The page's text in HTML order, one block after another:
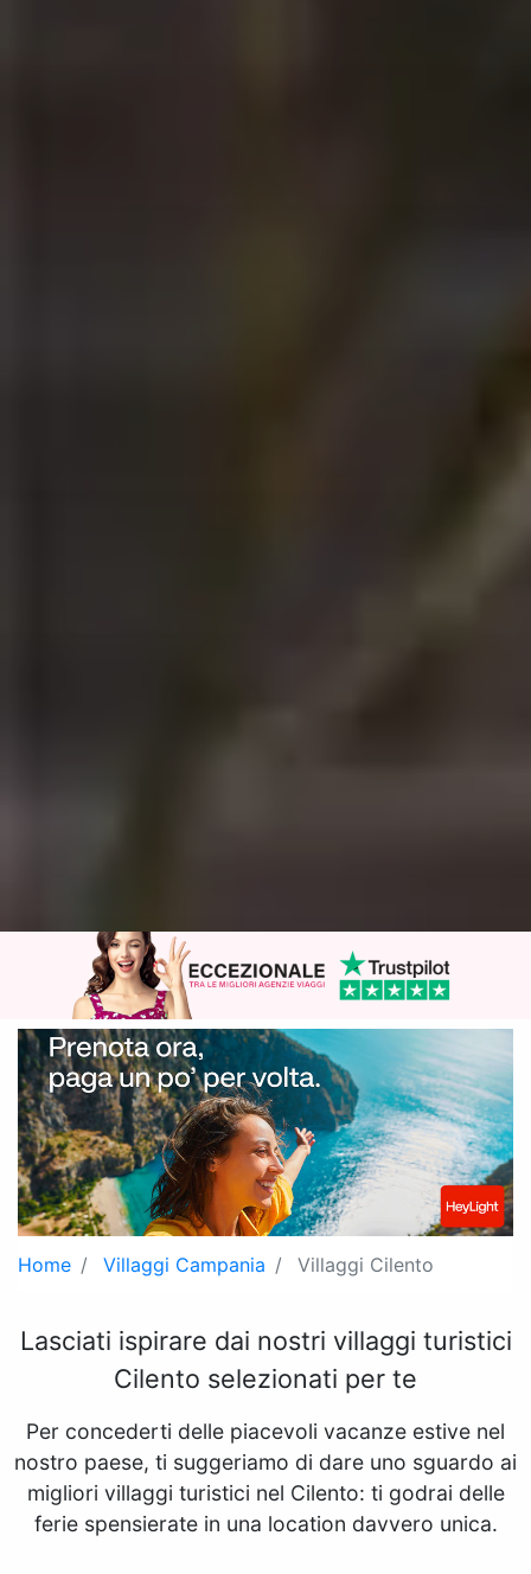
Home Villaggi Campania Villaggi Cilento
Lasciati ispirare dai nostri villaggi turistici
Cilento selezionati per te
Per concederti delle piacevoli vacanze estive nel
nostro paese, ti suggeriamo di dare uno sguardo ai
migliori villaggi turistici nel Cilento: ti godrai delle
ferie spensierate in una location davvero unica.